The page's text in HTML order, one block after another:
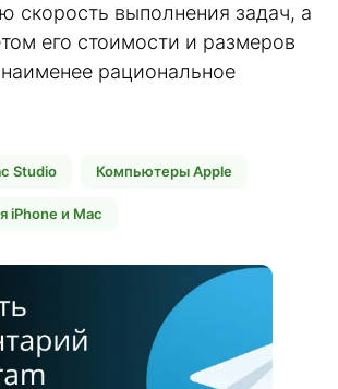
скорость выполнения задач, а
его стоимости и размеров
рациональное
Studio Компьютеры Apple
iPhone и Mac